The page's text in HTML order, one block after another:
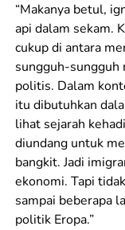
“Makanya betul,
api dalam sekam.
cukup di antara
sungguh-sungguh
politis. Dalam
itu dibutuhkan
lihat sejarah
diundang untuk
bangkit. Jadi
ekonomi. Tapi
sampai beberapa
politik Eropa.”